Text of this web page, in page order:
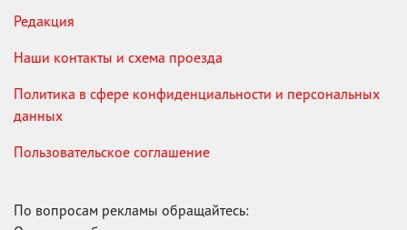
Редакция
Наши контакты и схема проезда
Политика в сфере конфиденциальности и персональных
данных
Пользовательское соглашение
По вопросам рекламы обращайтесь: